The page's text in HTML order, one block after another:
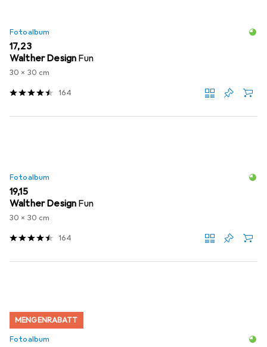
Fotoalbum
EUR
17,23
Walther Design Fun
30 x 30 cm
164
Fotoalbum
EUR
19,15
Walther Design Fun
30 x 30 cm
164
MENGENRABATT
Fotoalbum